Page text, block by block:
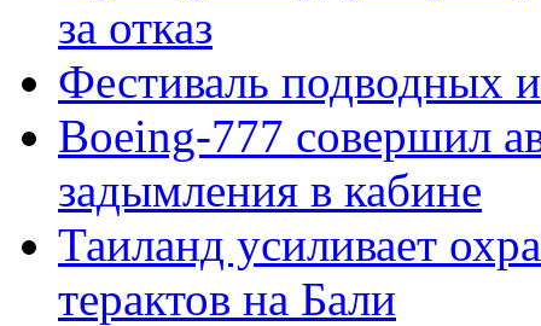
за отказ
Фестиваль подводных
Boeing-777 совершил
задымления в кабине
Таиланд усиливает
терактов на Бали